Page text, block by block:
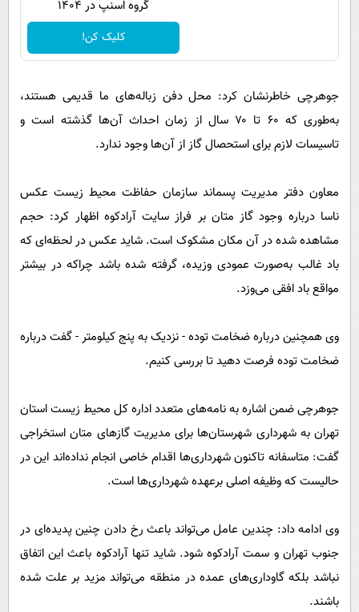
گروه اسنپ در ۱۴۰۴
کلیک کن!
جوهرچی خاطرنشان کرد: محل دفن زباله‌های ما قدیمی هستند،
به‌طوری که ۶۰ تا ۷۰ سال از زمان احداث آن‌ها گذشته است و
تاسیسات لازم برای استحصال گاز از آن‌ها وجود ندارد.
معاون دفتر مدیریت پسماند سازمان حفاظت محیط‌ زیست عکس
ناسا درباره وجود گاز متان بر فراز سایت آرادکوه اظهار کرد: حجم
مشاهده شده در آن مکان مشکوک است. شاید عکس در لحظه‌ای که
باد غالب به‌صورت عمودی وزیده، گرفته شده باشد چراکه در بیشتر
مواقع باد افقی می‌وزد.
وی همچنین درباره ضخامت توده - نزدیک به پنج کیلومتر - گفت درباره
ضخامت توده فرصت دهید تا بررسی کنیم.
جوهرچی ضمن اشاره به نامه‌های متعدد اداره کل محیط زیست استان
تهران به شهرداری شهرستان‌ها برای مدیریت گازهای متان استخراجی
گفت: متاسفانه تاکنون شهرداری‌ها اقدام خاصی انجام نداده‌اند این در
حالیست که وظیفه اصلی برعهده شهرداری‌ها است.
وی ادامه داد: چندین عامل می‌تواند باعث رخ دادن چنین پدیده‌ای در
جنوب تهران و سمت آرادکوه شود. شاید تنها آرادکوه باعث این اتفاق
نباشد بلکه گاوداری‌های عمده در منطقه می‌تواند مزید بر علت شده
باشند.